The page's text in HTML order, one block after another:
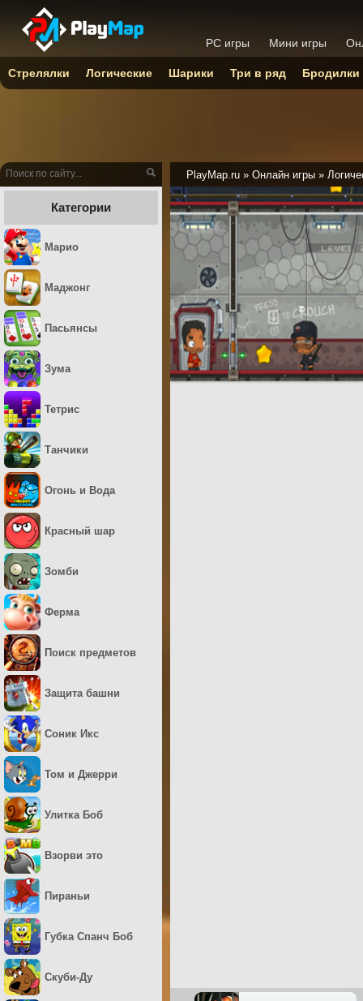
PlayMap.ru » Онлайн игры »
Категории
Марио
Маджонг
Пасьянсы
Зума
Тетрис
Танчики
Огонь и Вода
Красный шар
Зомби
Ферма
Поиск предметов
Защита башни
Соник Икс
Том и Джерри
Улитка Боб
Взорви это
Пираньи
Губка Спанч Боб
Скуби-Ду
PC игры Мини игры
Стрелялки Логические Шарики Три в ряд Бродилки